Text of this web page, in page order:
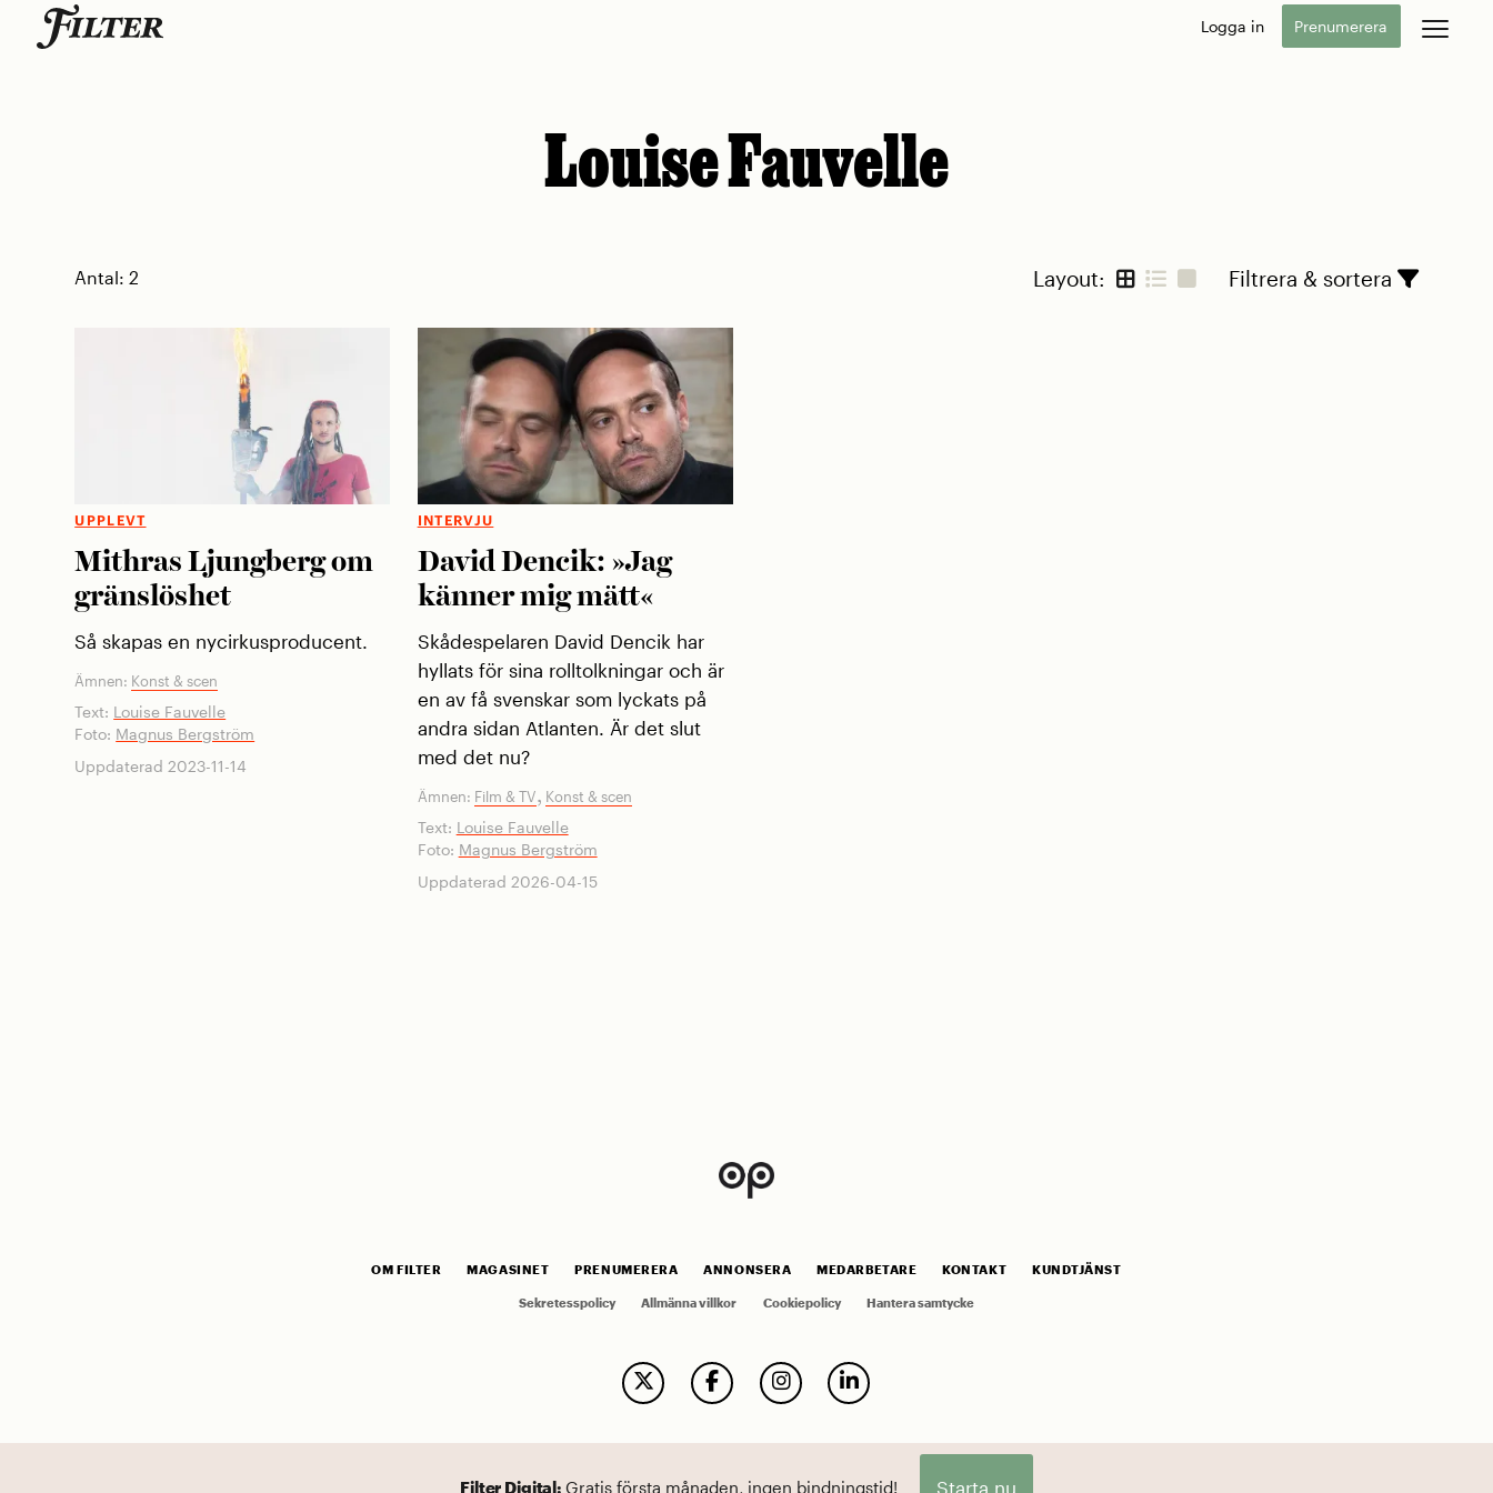
Logga in Prenumerera
Louise Fauvelle
Antal:2 Layout: Filtrera & sortera
UPPLEVT
Mithras Ljungberg om
gränslöshet
Så skapas en nycirkusproducent.
Ämnen: Konst & scen
Text: Louise Fauvelle
Foto: Magnus Bergström
Uppdaterad 2023-11-14
INTERVJU
David Dencik: »Jag
känner mig mätt«
Skådespelaren David Dencik har
hyllats för sina rolltolkningar och är
en av få svenskar som lyckats på
andra sidan Atlanten. Är det slut
med det nu?
Ämnen: Film & TV, Konst & scen
Text: Louise Fauvelle
Foto: Magnus Bergström
Uppdaterad 2026-04-15
OM FILTER MAGASINET PRENUMERERA ANNONSERA MEDARBETARE KONTAKT KUNDTJÄNST
Sekretesspolicy Allmänna villkor Cookiepolicy Hantera samtycke
Filter Digital: Gratis första månaden, ingen bindningstid! Starta nu